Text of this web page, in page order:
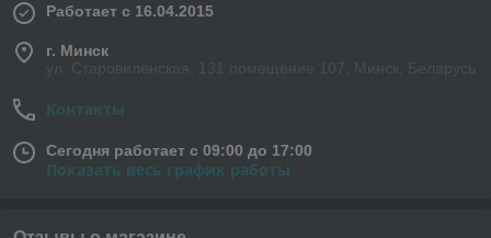
Работает с 16.04.2015
г. Минск
Контакты
Сегодня работает с 09:00 до 17:00
Показать весь график работы